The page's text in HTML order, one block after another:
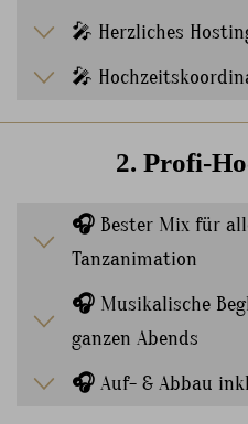
🎤 Herzliches
🎤
2. Profi-
🎧 Bester Mix für
Tanzanimation
🎧 Musikalische
ganzen Abends
🎧 Auf- & Abbau